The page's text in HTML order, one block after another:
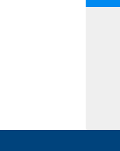
mailお問い合わせ